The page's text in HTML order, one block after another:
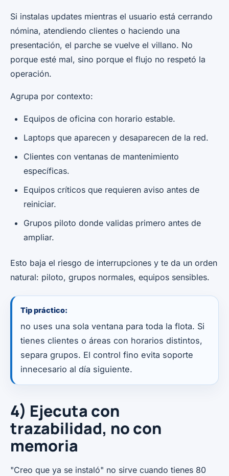
Si instalas updates mientras el usuario está cerrando
nómina, atendiendo clientes o haciendo una
presentación, el parche se vuelve el villano. No
porque esté mal, sino porque el flujo no respetó la
operación.
Agrupa por contexto:
Equipos de oficina con horario estable.
Laptops que aparecen y desaparecen de la red.
Clientes con ventanas de mantenimiento
específicas.
Equipos críticos que requieren aviso antes de
reiniciar.
Grupos piloto donde validas primero antes de
ampliar.
Esto baja el riesgo de interrupciones y te da un orden
natural: piloto, grupos normales, equipos sensibles.
Tip práctico:
no uses una sola ventana para toda la flota. Si
tienes clientes o áreas con horarios distintos,
separa grupos. El control fino evita soporte
innecesario al día siguiente.
4) Ejecuta con
trazabilidad, no con
memoria
"Creo que ya se instaló" no sirve cuando tienes 80